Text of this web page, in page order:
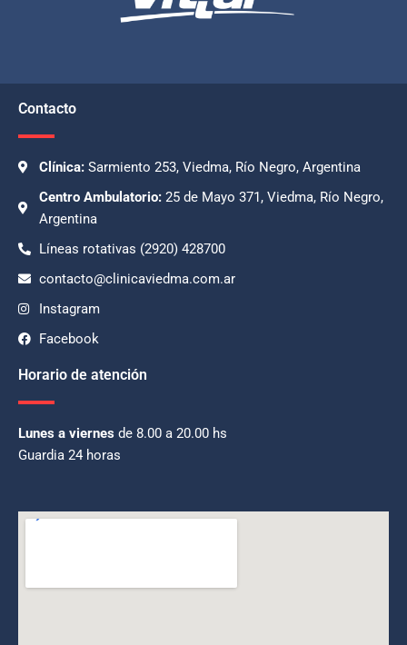
Contacto
Clínica:Sarmiento 253, Viedma, Río Negro, Argentina
Centro Ambulatorio:25 de Mayo 371, Viedma, Río Negro,
Argentina
Líneas rotativas (2920) 428700
contacto@clinicaviedma.com.ar
Instagram
Facebook
Horario de atención
Lunes a viernes de 8.00 a 20.00 hs
Guardia 24 horas